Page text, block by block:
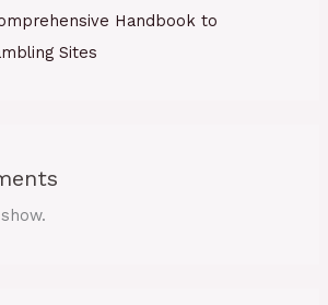
Handbook to
Sites